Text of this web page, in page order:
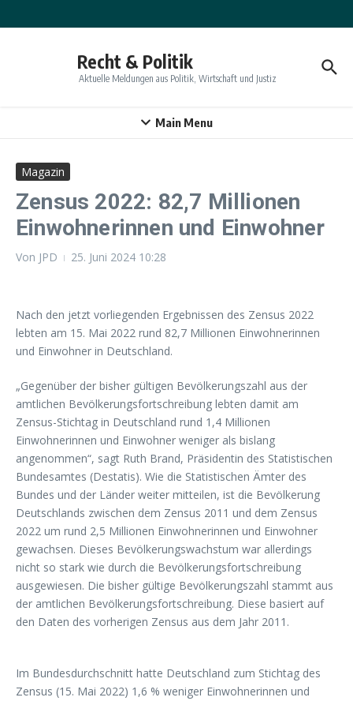
Recht & Politik
Aktuelle Meldungen aus Politik, Wirtschaft und Justiz
Main Menu
Magazin
Zensus 2022: 82,7 Millionen
Einwohnerinnen und Einwohner
Von JPD 25. Juni 2024 10:28
Nach den jetzt vorliegenden Ergebnissen des Zensus 2022
lebten am 15. Mai 2022 rund 82,7 Millionen Einwohnerinnen
und Einwohner in Deutschland.
„Gegenüber der bisher gültigen Bevölkerungszahl aus der
amtlichen Bevölkerungsfortschreibung lebten damit am
Zensus-Stichtag in Deutschland rund 1,4 Millionen
Einwohnerinnen und Einwohner weniger als bislang
angenommen“, sagt Ruth Brand, Präsidentin des Statistischen
Bundesamtes (Destatis). Wie die Statistischen Ämter des
Bundes und der Länder weiter mitteilen, ist die Bevölkerung
Deutschlands zwischen dem Zensus 2011 und dem Zensus
2022 um rund 2,5 Millionen Einwohnerinnen und Einwohner
gewachsen. Dieses Bevölkerungswachstum war allerdings
nicht so stark wie durch die Bevölkerungsfortschreibung
ausgewiesen. Die bisher gültige Bevölkerungszahl stammt aus
der amtlichen Bevölkerungsfortschreibung. Diese basiert auf
den Daten des vorherigen Zensus aus dem Jahr 2011.
Im Bundesdurchschnitt hatte Deutschland zum Stichtag des
Zensus (15. Mai 2022) 1,6 % weniger Einwohnerinnen und